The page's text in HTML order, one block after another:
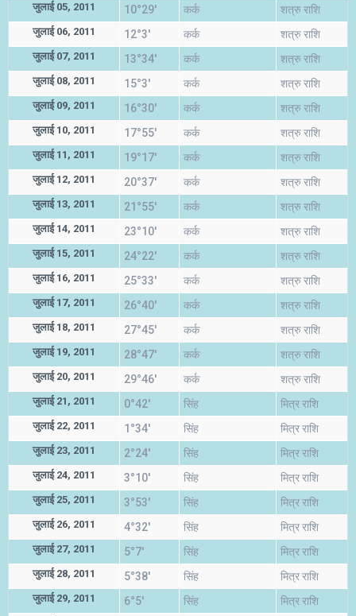
जुलाई 05, 2011 10°29' कर्क शत्रु राशि
जुलाई 06, 2011 12°3' कर्क शत्रु राशि
जुलाई 07, 2011 13°34' कर्क शत्रु राशि
जुलाई 08, 2011 15°3' कर्क शत्रु राशि
जुलाई 09, 2011 16°30' कर्क शत्रु राशि
जुलाई 10, 2011 17°55' कर्क शत्रु राशि
जुलाई 11, 2011 19°17' कर्क शत्रु राशि
जुलाई 12, 2011 20°37' कर्क शत्रु राशि
जुलाई 13, 2011 21°55' कर्क शत्रु राशि
जुलाई 14, 2011 23°10' कर्क शत्रु राशि
जुलाई 15, 2011 24°22' कर्क शत्रु राशि
जुलाई 16, 2011 25°33' कर्क शत्रु राशि
जुलाई 17, 2011 26°40' कर्क शत्रु राशि
जुलाई 18, 2011 27°45' कर्क शत्रु राशि
जुलाई 19, 2011 28°47' कर्क शत्रु राशि
जुलाई 20, 2011 29°46' कर्क शत्रु राशि
जुलाई 21, 2011 0°42' सिंह मित्र राशि
जुलाई 22, 2011 1°34' सिंह मित्र राशि
जुलाई 23, 2011 2°24' सिंह मित्र राशि
जुलाई 24, 2011 3°10' सिंह मित्र राशि
जुलाई 25, 2011 3°53' सिंह मित्र राशि
जुलाई 26, 2011 4°32' सिंह मित्र राशि
जुलाई 27, 2011 5°7' सिंह मित्र राशि
जुलाई 28, 2011 5°38' सिंह मित्र राशि
जुलाई 29, 2011 6°5' सिंह मित्र राशि